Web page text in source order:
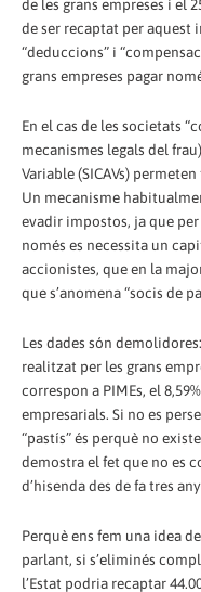
de les grans empreses i el
de ser recaptat per aquest
“deduccions” i
grans empreses pagar
En el cas de les societats
mecanismes legals del
Variable (SICAVs)
Un mecanisme
evadir impostos, ja que
només es necessita un
accionistes, que en la
que s’anomena “socis de
Les dades són
realitzat per les grans
correspon a PIMEs, el
empresarials. Si no es
“pastís” és perquè no
demostra el fet que no es
d’hisenda des de fa tres
Perquè ens fem una idea
parlant, si s’eliminés
l’Estat podria recaptar